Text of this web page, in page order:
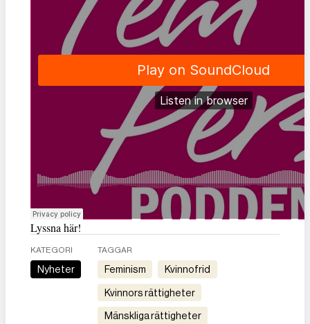
Lyssna här!
KATEGORI
Nyheter
TAGGAR
feminism kvinnofrid
kvinnors rättigheter
mänskliga rättigheter